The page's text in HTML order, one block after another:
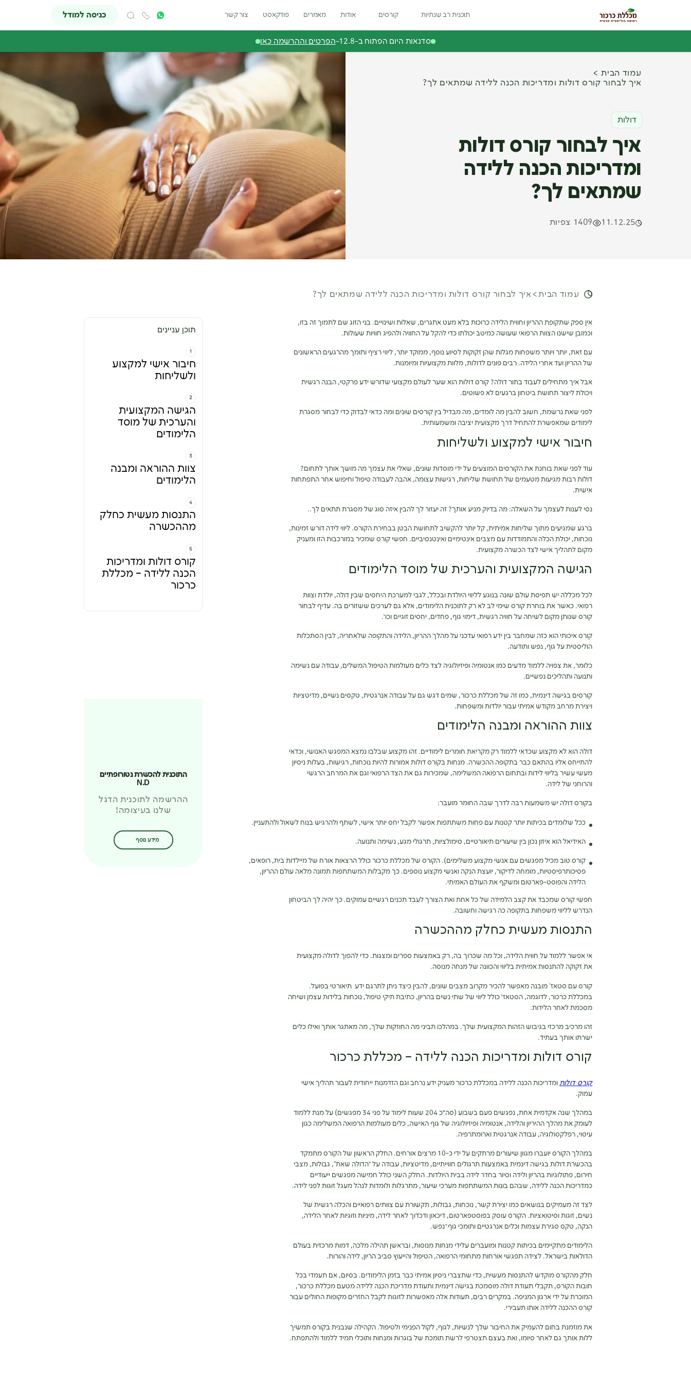
תוכנית רב שנתיות קורסים אודות מאמרים פודקאסט צור קשר כניסה למודל
סדנאות היום הפתוח ב-12.8- הפרטים וההרשמה כאן
עמוד הבית
איך לבחור קורס דולות ומדריכות הכנה ללידה שמתאים לך?
דולות
איך לבחור קורס דולות
ומדריכות הכנה ללידה
שמתאים לך?
11.12.25 1409 צפיות
עמוד הבית איך לבחור קורס דולות ומדריכות הכנה ללידה שמתאים לך?
אין ספק שתקופת ההריון וחווית הלידה כרוכות בלא מעט אתגרים, שאלות ושינויים. בני הזוג שם לתמוך זה בזו,
וכמובן שישנו הצוות הרפואי שעושה כמיטב יכולתו כדי להקל על החוויה ולהפיג חוויות שעולות.
עם זאת, יותר ויותר משפחות מגלות שהן זקוקות לסיוע נוסף, ממוקד יותר, ליווי רציף ותומך מהרגעים הראשונים
של ההריון ועד אחרי הלידה. רבים פונים לדולות, מלוות מקצועיות ומיומנות.
אבל איך מתחילים לעבוד בתור דולה? קורס דולות הוא שער לעולם מקצועי שדורש ידע פרקטי, הבנה רגשית
ויכולת ליצור תחושת ביטחון ברגעים לא פשוטים.
לפני שאת נרשמת, חשוב להבין מה לומדים, מה מבדיל בין קורסים שונים ומה כדאי לבדוק כדי לבחור מסגרת
לימודים שמאפשרת להתחיל דרך מקצועית יציבה ומשמעותית.
חיבור אישי למקצוע ולשליחות
עוד לפני שאת בוחנת את הקורסים המוצעים על ידי מוסדות שונים, שאלי את עצמך מה מושך אותך לתחום?
דולות רבות מגיעות מטעמים של תחושת שליחות, רגישות עצומה, אהבה לעבודה טיפול וחיפוש אחר התפתחות
אישית.
נסי לענות לעצמך על השאלה: מה בדיוק מניע אותך? זה יעזור לך להבין איזה סוג של מסגרת תתאים לך..
ברגע שמגיעים מתוך שליחות אמיתית, קל יותר להקשיב לתחושת הבטן בבחירת הקורס. ליווי לידה דורש זמינות,
נוכחות, יכולת הכלה והתמודדות עם מצבים אינטימיים ואינטנסיביים. חפשי קורס שמכיר במורכבות הזו ומעניק
מקום לתהליך אישי לצד הכשרה מקצועית.
הגישה המקצועית והערכית של מוסד הלימודים
לכל מכללה יש תפיסת עולם שונה בנוגע לליווי היולדת ובכלל, לגבי למערכת היחסים שבין דולה, יולדת וצוות
רפואי. כאשר את בוחרת קורס שימי לב לא רק לתוכנית הלימודים, אלא גם לערכים ששזורים בה. עדיף לבחור
קורס שנותן מקום לשיחה על חוויה רגשית, דימוי גוף, פחדים, יחסים זוגיים וכו׳.
קורס איכותי הוא כזה שמחבר בין ידע רפואי עדכני על מהלך ההריון, הלידה והתקופה שלאחריה, לבין הסתכלות
הוליסטית על גוף, נפש ותודעה.
כלומר, את צפויה ללמוד מדעים כמו אנטומיה ופיזיולוגיה לצד כלים מעולמות הטיפול המשלים, עבודה עם נשימה
ותנועה ותהליכים נפשיים.
קורסים בגישה דינמית, כמו זה של מכללת כרכור, שמים דגש גם על עבודה אנרגטית, טקסים נשיים, מדיטציות
ויצירת מרחב מקודש אמיתי עבור יולדות ומשפחות.
צוות ההוראה ומבנה הלימודים
דולה הוא לא מקצוע שכדאי ללמוד רק מקריאת חומרים לימודיים. זהו מקצוע שבלבו נמצא המפגש האנושי, וכדאי
להתייחס אליו בהתאם כבר בתקופה ההכשרה. מנחות בקורס דולות אמורות להיות נוכחות, רגישות, בעלות ניסיון
מעשי עשיר בליווי לידות ובתחום הרפואה המשלימה, שמכירות גם את הצד הרפואי וגם את המרחב הרגשי
והרוחני של לידה.
בקורס דולה יש משמעות רבה לדרך שבה החומר מועבר:
ככל שלומדים בכיתות יותר קטנות עם פחות משתתפות אפשר לקבל יחס יותר אישי, לשתף ולהרגיש בנוח לשאול ולהתעניין.
האידיאל הוא איזון נכון בין שיעורים תיאורטיים, סימולציות, תרגולי מגע, נשימה ותנועה.
קורס טוב מכיל מפגשים עם אנשי מקצוע משלימים). הקורס של מכללת כרכור כולל הרצאות אורח של מיילדות בית, רופאים,
פסיכותרפיסטיות, מומחה לדיקור, יועצת הנקה ואנשי מקצוע נוספים. כך מקבלות המשתתפות תמונה מלאה עולם ההריון,
הלידה והפוסט-פארטום ומשקף את העולם האמיתי.
חפשי קורס שמכבד את קצב הלמידה של כל אחת ואת הצורך לעבד תכנים רגשיים עמוקים. כך יהיה לך הביטחון
הנדרש לליווי משפחות בתקופה כה רגישה וחשובה.
התנסות מעשית כחלק מההכשרה
אי אפשר ללמוד על חווית הלידה, וכל מה שכרוך בה, רק באמצעות ספרים ומצגות. כדי להפוך לדולה מקצועית
את זקוקה להתנסות אמיתית בליווי והכוונה של מנחה מנוסה.
קורס עם סטאז’ מובנה מאפשר להכיר מקרוב מצבים שונים, להבין כיצד ניתן לתרגם ידע תיאורטי בפועל.
במכללת כרכור, לדוגמה, הסטאז׳ כולל ליווי של שתי נשים בהריון, כתיבת תיקי טיפול, נוכחות בלידות עצמן ושיחה
מסכמת לאחר הלידות.
זהו מרכיב מרכזי בגיבוש הזהות המקצועית שלך. במהלכו תביני מה החוזקות שלך, מה מאתגר אותך ואילו כלים
ישרתו אותך בעתיד.
קורס דולות ומדריכות הכנה ללידה – מכללת כרכור
קורס דולות ומדריכות הכנה ללידה במכללת כרכור מעניק ידע נרחב וגם הזדמנות ייחודית לעבור תהליך אישי
עמוק.
במהלך שנה אקדמית אחת, נפגשים פעם בשבוע (סה״כ 204 שעות לימוד על פני 34 מפגשים) על מנת ללמוד
לעומק את מהלך ההיריון והלידה, אנטומיה ופיזיולוגיה של גוף האישה, כלים מעולמות הרפואה המשלימה כגון
עיסוי, רפלקסולוגיה, עבודה אנרגטית וארומתרפיה.
במהלך הקורס יועברו מגוון שיעורים מרתקים על ידי כ-10 מרצים אורחים. החלק הראשון של הקורס מתמקד
בהכשרת דולות בגישה דינמית באמצעות תרגולים חווייתיים, מדיטציות, עבודה על “הדולה שאת”, גבולות, מצבי
חירום, פתולוגיות בהריון ולידה וסיור בחדר לידה בבית היולדות. החלק השני כולל חמישה מפגשים ייעודיים
כמדריכות הכנה ללידה, שבהם בונות המשתתפות מערכי שיעור, מתרגלות ולומדות לנהל מעגל זוגות לפני לידה.
לצד זה מעמיקים בנושאים כמו יצירת קשר, נוכחות, גבולות, תקשורת עם צוותים רפואיים והכלה רגשית של
נשים, זוגות וסיטואציות. הקורס עוסק בפוסטפארטום, דיכאון ודכדוך לאחר לידה, מיניות וזוגיות לאחר הלידה,
הנקה, טקס סגירת עצמות וכלים אנרגטיים ותומכי גוף־נפש.
הלימודים מתקיימים בכיתות קטנות ומועברים עלידי מנחות מנוסות, ובראשן תהילה מלכה, דמות מרכזית בעולם
הדולאות בישראל. לצידה תפגשי אורחות מתחומי הרפואה, הטיפול והייעוץ סביב הריון, לידה והורות.
חלק מהקורס מוקדש להתנסות מעשית, כדי שתצברי ניסיון אמיתי כבר בזמן הלימודים. בסיום, אם תעמדי בכל
חובות הקורס, תקבלי תעודת דולה מוסמכת בגישה דינמית ותעודת מדריכת הכנה ללידה מטעם מכללת כרכור,
המוכרת על ידי ארגון המניפה. במקרים רבים, תעודות אלה מאפשרות לזוגות לקבל החזרים מקופות החולים עבור
קורס ההכנה ללידה אותו תעבירי.
את מוזמנת בחום להעמיק את החיבור שלך לנשיות, לגוף, לקול הפנימי ולטיפול. הקהילה שנבנית בקורס תמשיך
ללות אותך גם לאחר סיומו, ואת בעצם תצטרפי לרשת תומכת של בוגרות ומנחות ותוכלי תמיד ללמוד ולהתפתח.
תוכן עניינים
חיבור אישי למקצוע
ולשליחות
הגישה המקצועית
והערכית של מוסד
הלימודים
צוות ההוראה ומבנה
הלימודים
התנסות מעשית כחלק
מההכשרה
קורס דולות ומדריכות
הכנה ללידה – מכללת
כרכור
התוכנית להכשרת נטורופתיים
N.D
ההרשמה לתוכנית הדגל
שלנו בעיצומה!
מידע נוסף